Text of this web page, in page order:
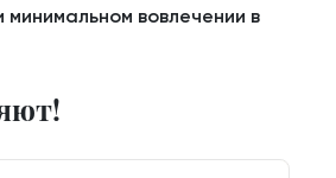
минимальном вовлечении в